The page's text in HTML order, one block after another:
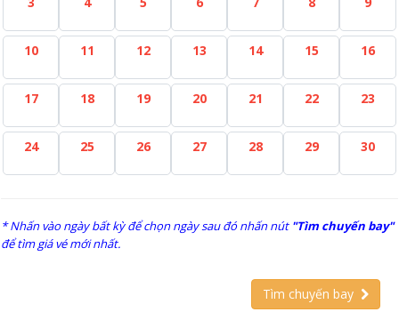
10 11 12 13 14 15 16
17 18 19 20 21 22 23
24 25 26 27 28 29 30
* Nhấn vào ngày bất kỳ để chọn ngày sau đó nhấn nút "Tìm chuyến bay"
để tìm giá vé mới nhất.
Tìm chuyến bay